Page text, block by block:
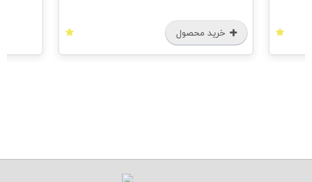
خرید محصول